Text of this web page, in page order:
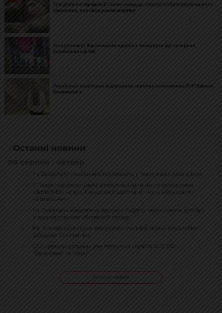
Три доби на передовій і шлях назад до спорту: історія українського
захисника, яка зворушила мережу
Із окупованої Херсонщини вдалося повернути ще чотирьох
українських дітей
Українські майстрині відтворили сорочку полковника УНР Василя
Вишиваного
Останні новини
06 серпня , четвер
На Закарпатті пенсіонера підозрюють у ґвалтуванні двох дівчат
У Львові відкрили новий реабілітаційний центр екосистеми
UNBROKEN: на вул. Пекарській допомагатимуть військовим
та цивільним
На Львівщині енергетику вручили підозру через смерть дитини:
її вдарив струмом обірваний провід
На громадських слуханнях розкритикували плани масштабної
забудови Сокільників
СБУ уразили дронами два патрульні кораблі ФСБ РФ:
"Балаклава" та "Керч"
Більше новин